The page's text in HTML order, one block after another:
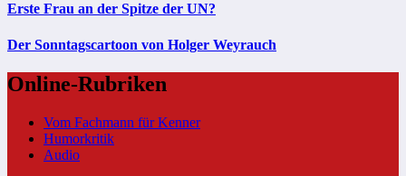
Erste Frau an der Spitze der UN?
Der Sonntagscartoon von Holger Weyrauch
Online-Rubriken
Vom Fachmann für Kenner
Humorkritik
Audio